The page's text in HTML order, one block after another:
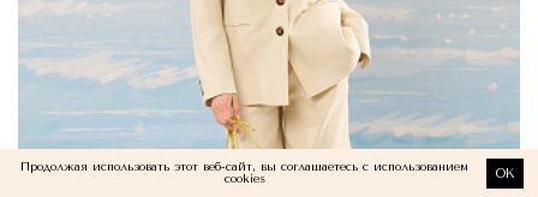
Продолжая использовать этот веб-сайт, вы соглашаетесь с использованием
cookies
OK